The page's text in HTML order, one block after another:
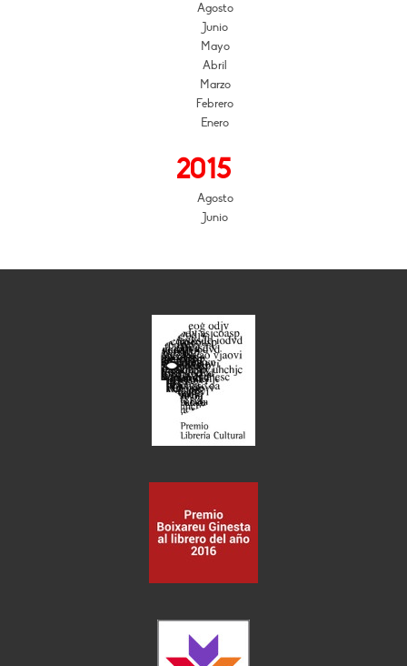
Agosto
Junio
Mayo
Abril
Marzo
Febrero
Enero
2015
Agosto
Junio